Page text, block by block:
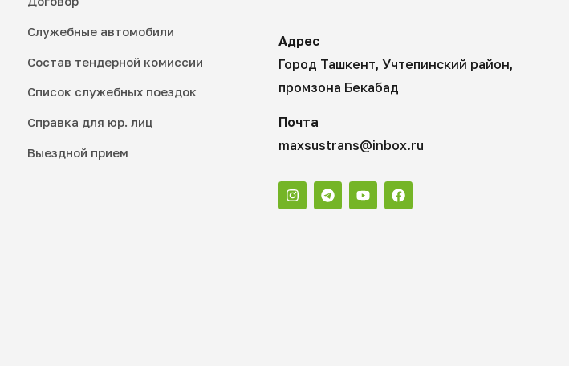
Служебные автомобили
Состав тендерной комиссии
Список служебных поездок
Справка для юр. лиц
Выездной прием
Адрес
Город Ташкент, Учтепинский район,
промзона Бекабад
Почта
maxsustrans@inbox.ru